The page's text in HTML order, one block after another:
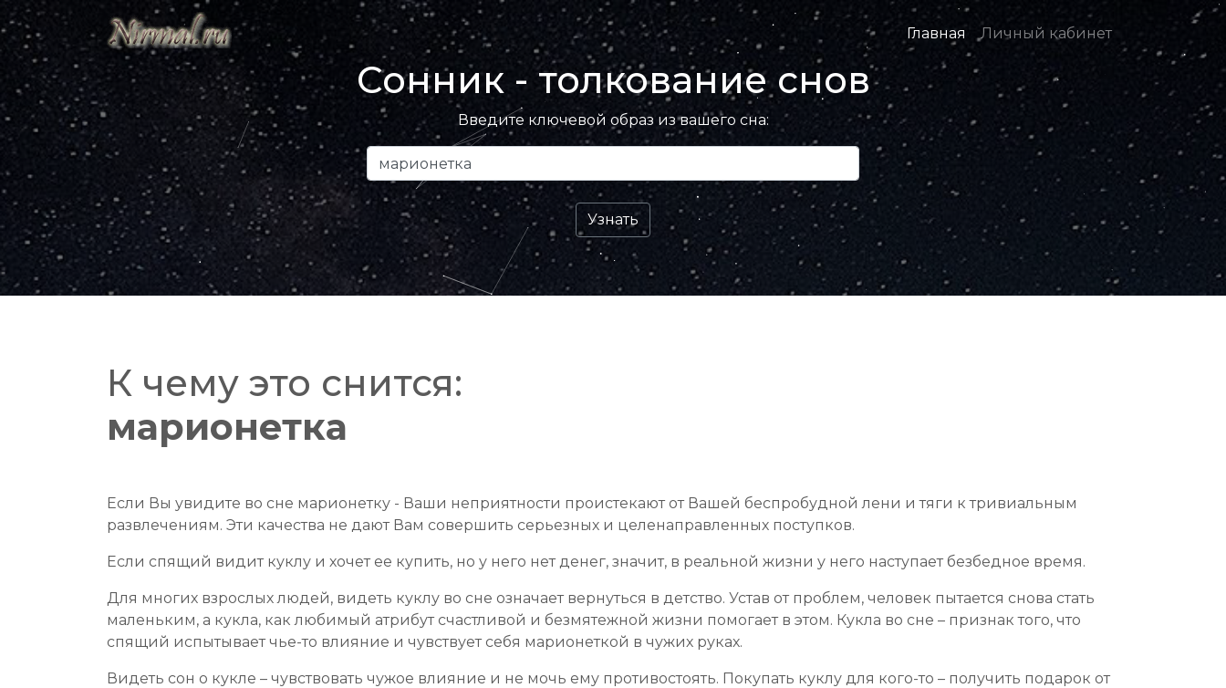
Главная Личный кабинет
Сонник - толкование снов
Введите ключевой образ из вашего сна:
К чему это снится:
марионетка
Если Вы увидите во сне марионетку - Ваши неприятности проистекают от Вашей беспробудной лени и тяги к тривиальным
развлечениям. Эти качества не дают Вам совершить серьезных и целенаправленных поступков.
Если спящий видит куклу и хочет ее купить, но у него нет денег, значит, в реальной жизни у него наступает безбедное время.
Для многих взрослых людей, видеть куклу во сне означает вернуться в детство. Устав от проблем, человек пытается снова стать
маленьким, а кукла, как любимый атрибут счастливой и безмятежной жизни помогает в этом. Кукла во сне – признак того, что
спящий испытывает чье-то влияние и чувствует себя марионеткой в чужих руках.
Видеть сон о кукле – чувствовать чужое влияние и не мочь ему противостоять. Покупать куклу для кого-то – получить подарок от